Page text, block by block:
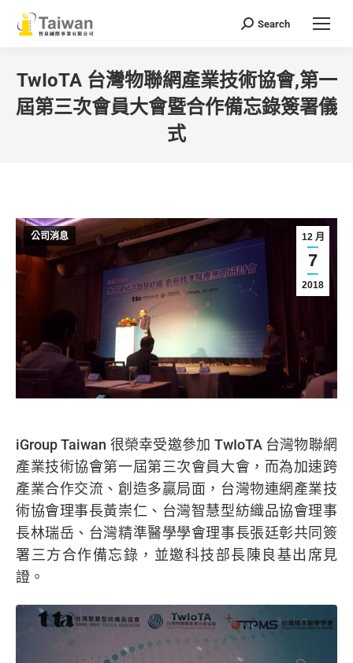
Search:
Search
TwIoTA 台灣物聯網產業技術協會,第一
屆第三次會員大會暨合作備忘錄簽署儀
式
12 月
7
2018
公司消息
iGroup Taiwan 很榮幸受邀參加 TwIoTA台灣物聯網
產業技術協會第一屆第三次會員大會，而為加速跨
產業合作交流、創造多贏局面，台灣物連網產業技
術協會理事長黃崇仁、台灣智慧型紡織品協會理事
長林瑞岳、台灣精準醫學學會理事長張廷彰共同簽
署三方合作備忘錄，並邀科技部長陳良基出席見
證。